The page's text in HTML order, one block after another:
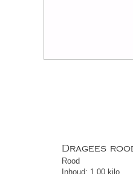
Dragees
Rood
Inhoud: 1.00 kilo